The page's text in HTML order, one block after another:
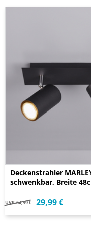
Deckenstrahler
schwenkbar, Breite
UVP 64,99 € 29,99 €